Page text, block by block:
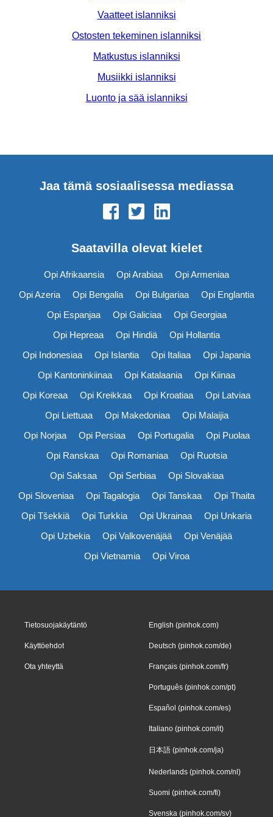
Vaatteet islanniksi
Ostosten tekeminen islanniksi
Matkustus islanniksi
Musiikki islanniksi
Luonto ja sää islanniksi
Jaa tämä sosiaalisessa mediassa
Saatavilla olevat kielet
Opi Afrikaansia Opi Arabiaa
Opi Armeniaa
Opi Azeria
Opi Bengalia Opi Bulgariaa
Opi Englantia
Opi Espanjaa
Opi Galiciaa
Opi Georgiaa
Opi Hepreaa
Opi Hindiä
Opi Hollantia
Opi Indonesiaa
Opi Islantia Opi Italiaa
Opi Japania
Opi Kantoninkiinaa
Opi Katalaania
Opi Kiinaa
Opi Koreaa
Opi Kreikkaa Opi Kroatiaa
Opi Latviaa
Opi Liettuaa
Opi Makedoniaa
Opi Malaijia
Opi Norjaa
Opi Persiaa Opi Portugalia
Opi Puolaa
Opi Ranskaa
Opi Romaniaa
Opi Ruotsia
Opi Saksaa
Opi Serbiaa
Opi Slovakiaa
Opi Sloveniaa
Opi Tagalogia Opi Tanskaa
Opi Thaita
Opi Tšekkiä
Opi Turkkia Opi Ukrainaa
Opi Unkaria
Opi Uzbekia
Opi Valkovenäjää
Opi Venäjää
Opi Vietnamia
Opi Viroa
Tietosuojakäytäntö
Käyttöehdot
Ota yhteyttä
English (pinhok.com)
Deutsch (pinhok.com/de)
Français (pinhok.com/fr)
Português (pinhok.com/pt)
Español (pinhok.com/es)
Italiano (pinhok.com/it)
日本語 (pinhok.com/ja)
Nederlands (pinhok.com/nl)
Suomi (pinhok.com/fi)
Svenska (pinhok.com/sv)